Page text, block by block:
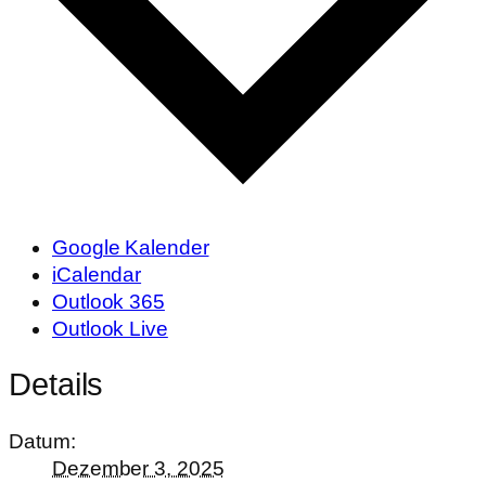
Google Kalender
iCalendar
Outlook 365
Outlook Live
Details
Datum:
Dezember 3, 2025